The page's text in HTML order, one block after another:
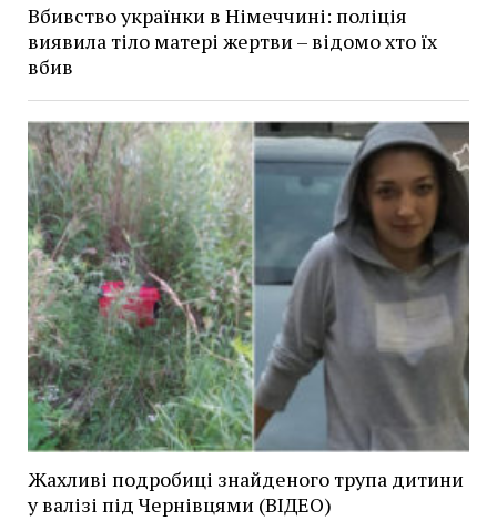
Вбивство українки в Німеччині: поліція
виявила тіло матері жертви – відомо хто їх
вбив
Жахливі подробиці знайденого трупа дитини
у валізі під Чернівцями (ВІДЕО)